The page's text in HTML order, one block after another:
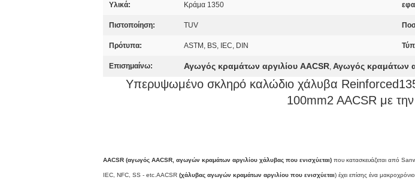
Υλικά: Κράμα 1350
Πιστοποίηση: TUV
Πρότυπα: ASTM, BS, IEC, DIN
Επισημαίνω: Αγωγός κραμάτων αργιλίου AACSR, Αγωγός κραμάτων
Υπερυψωμένο σκληρό καλώδιο χάλυβα
100mm2 AACSR με την
AACSR (αγωγός AACSR, αγωγών κραμάτων αργιλίου χάλυβας που ενισχύεται) που κατασκευάζεται από
IEC, NFC, SS - etc.AACSR (χάλυβας αγωγών κραμάτων αργιλίου που ενισχύεται) έχει επίσης ένα